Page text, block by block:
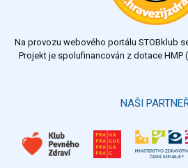
Výsledky
Na provozu webového portálu STOBklub
Projekt je spolufinancován z dotace HMP
NAŠI